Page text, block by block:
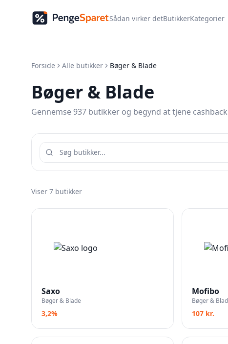
Sådan virker detButikkerKategorier
Forside Alle butikker Bøger & Blade
Bøger & Blade
Gennemse 937 butikker og begynd at tjene
Viser 7 butikker
Saxo
Bøger & Blade
3,2%
Mofibo
Bøger &
107 kr.